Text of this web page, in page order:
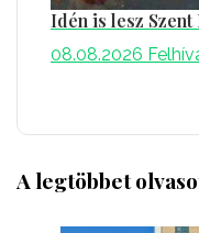
Idén is lesz
08.08.2026
A legtöbbet